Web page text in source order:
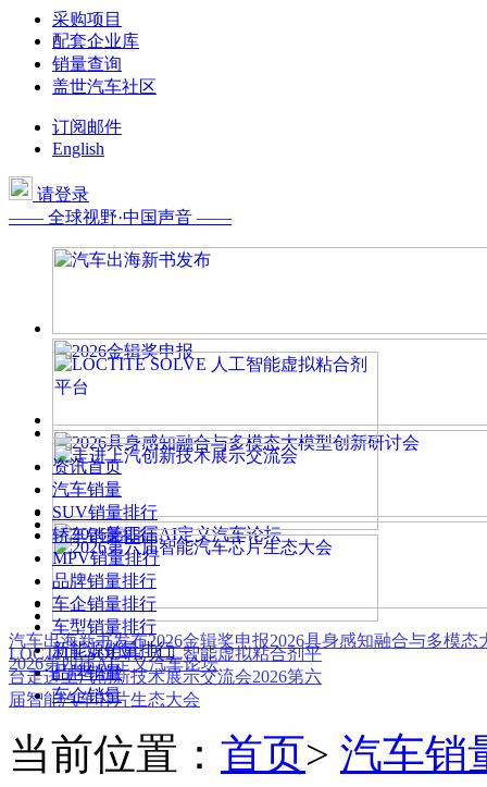
采购项目
配套企业库
销量查询
盖世汽车社区
订阅邮件
English
请登录
—— 全球视野·中国声音 ——
汽车出海新书发布2026金辑奖申报2026具身感知融合与多模态
2026第四届AI定义汽车论坛
LOCTITE SOLVE 人工智能虚拟粘合剂平
台走进上汽创新技术展示交流会2026第六
届智能汽车芯片生态大会
资讯首页
汽车销量
SUV销量排行
轿车销量排行
MPV销量排行
品牌销量排行
车企销量排行
车型销量排行
新能源销量排行
品牌销量
车企销量
当前位置： 首页> 汽车销